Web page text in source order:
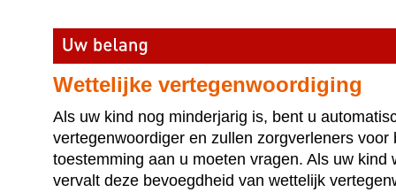
Wettelijke vertegenwoordiging
Als uw kind nog minderjarig is, bent u
vertegenwoordiger en zullen zorgverleners voor
toestemming aan u moeten vragen. Als uw kind
vervalt deze bevoegdheid van wettelijk